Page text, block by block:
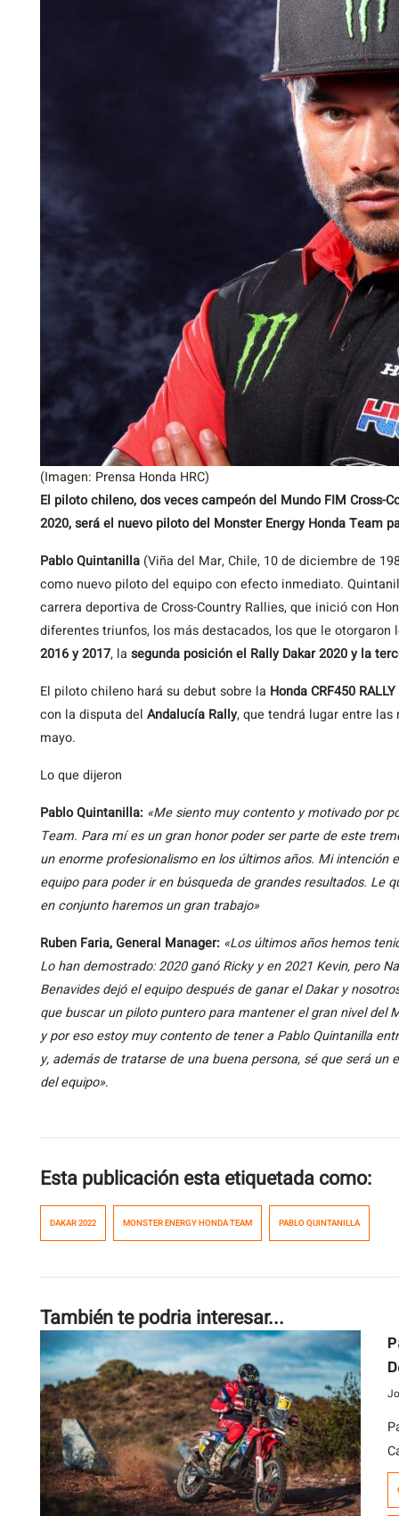
(Imagen: Prensa Honda HRC)
El piloto chileno, dos veces campeón del Mundo FIM Cross-
2020, será el nuevo piloto del Monster Energy Honda Team
Pablo Quintanilla (Viña del Mar, Chile, 10 de diciembre de
como nuevo piloto del equipo con efecto inmediato.
carrera deportiva de Cross-Country Rallies, que inició con
diferentes triunfos, los más destacados, los que le otorgaron
2016 y 2017, la segunda posición el Rally Dakar 2020 y la
El piloto chileno hará su debut sobre la Honda CRF450 RALLY
con la disputa del Andalucía Rally, que tendrá lugar entre las
mayo.
Lo que dijeron
Pablo Quintanilla: «Me siento muy contento y motivado por
Team. Para mí es un gran honor poder ser parte de este
un enorme profesionalismo en los últimos años. Mi
equipo para poder ir en búsqueda de grandes resultados. Le
en conjunto haremos un gran trabajo»
Ruben Faria, General Manager: «Los últimos años hemos
Lo han demostrado: 2020 ganó Ricky y en 2021 Kevin, pero
Benavides dejó el equipo después de ganar el Dakar y
que buscar un piloto puntero para mantener el gran nivel del
y por eso estoy muy contento de tener a Pablo Quintanilla
y, además de tratarse de una buena persona, sé que será
del equipo».
Esta publicación esta etiquetada como:
DAKAR 2022 MONSTER ENERGY HONDA TEAM PABLO QUINTANILLA
También te podria interesar...